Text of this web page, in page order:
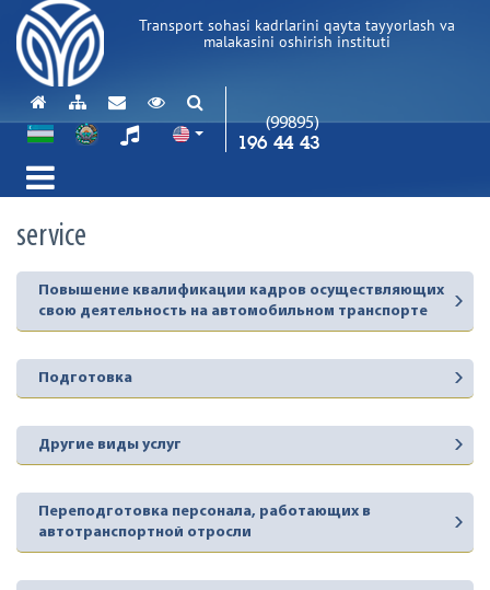
Transport sohasi kadrlarini qayta tayyorlash va
malakasini oshirish instituti
(99895)
196 44 43
service
Повышение квалификации кадров осуществляющих
свою деятельность на автомобильном транспорте
Подготовка
Другие виды услуг
Переподготовка персонала, работающих в
автотранспортной отросли